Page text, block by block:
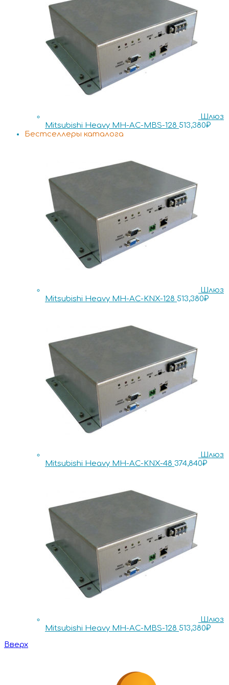
Шлюз
Mitsubishi Heavy MH-AC-MBS-128 513,380₽
Бестселлеры каталога
Шлюз
Mitsubishi Heavy MH-AC-KNX-128 513,380₽
Шлюз
Mitsubishi Heavy MH-AC-KNX-48 374,840₽
Шлюз
Mitsubishi Heavy MH-AC-MBS-128 513,380₽
Вверх